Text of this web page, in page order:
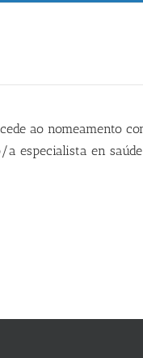
ao nomeamento
a especialista en